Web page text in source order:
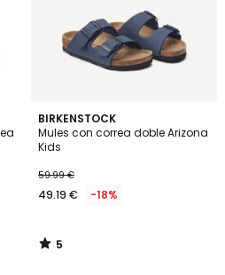
BIRKENSTOCK
Mules con correa doble Arizona
Kids
59.99 €
49.19 € -18%
5
/
5
5
/